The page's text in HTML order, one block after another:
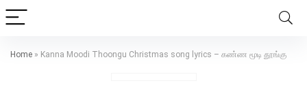
Home » Kanna Moodi Thoongu Christmas song lyrics – கண்ண மூடி தூங்கு